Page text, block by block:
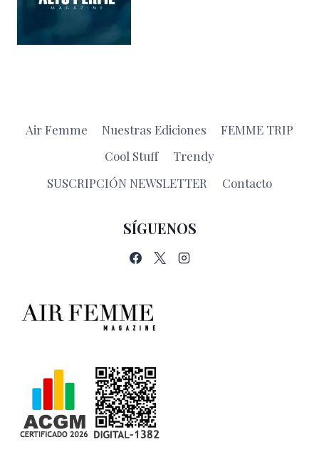
Air Femme Nuestras Ediciones
FEMME TRIP
Cool Stuff
Trendy
SUSCRIPCIÓN NEWSLETTER
Contacto
SÍGUENOS